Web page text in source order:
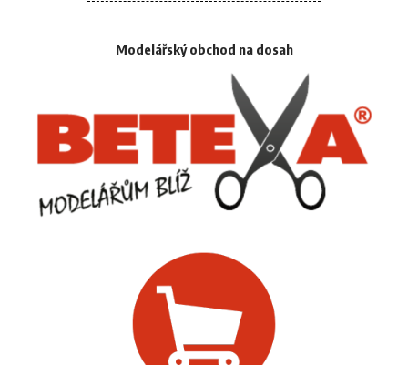
Modelářský obchod na dosah